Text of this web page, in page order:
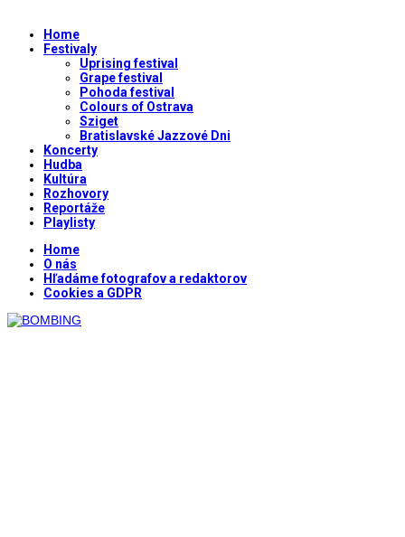
Home
Festivaly
Uprising festival
Grape festival
Pohoda festival
Colours of Ostrava
Sziget
Bratislavské Jazzové Dni
Koncerty
Hudba
Kultúra
Rozhovory
Reportáže
Playlisty
Home
O nás
Hľadáme fotografov a redaktorov
Cookies a GDPR